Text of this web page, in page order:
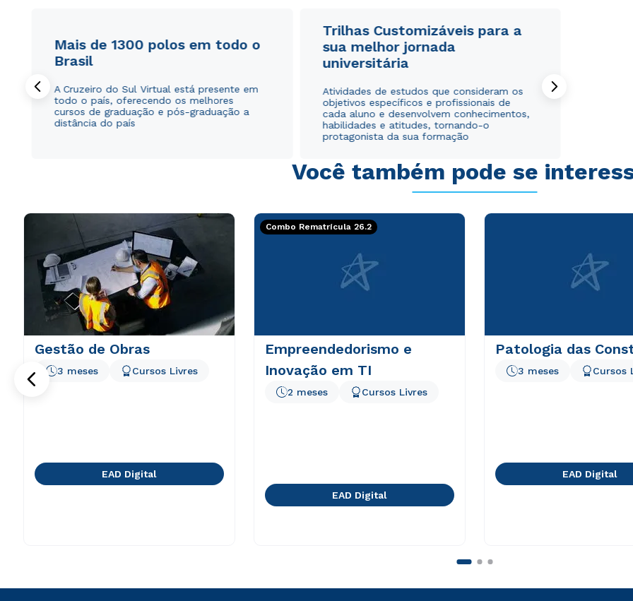
Mais de 1300 polos em todo o
Brasil
A Cruzeiro do Sul Virtual está presente em
todo o país, oferecendo os melhores
cursos de graduação e pós-graduação a
distância do país
Trilhas Customizáveis para a
sua melhor jornada
universitária
Atividades de estudos que consideram os
objetivos específicos e profissionais de
cada aluno e desenvolvem conhecimentos,
habilidades e atitudes, tornando-o
protagonista da sua formação
Você também pode se
Gestão de Obras
3 meses Cursos Livres
EAD Digital
Combo Rematrícula 26.2
Empreendedorismo e
Inovação em TI
2 meses Cursos Livres
EAD Digital
Patologia das
3 meses Cursos
EAD Digital
Rápido e fácil
WhatsApp
ou
Estou de acordo com a
envio de conteúdos da Cruzeiro do Sul.
Rápido e fácil
WhatsApp
ou
Estou de acordo com a
envio de conteúdos da Cruzeiro do Sul.